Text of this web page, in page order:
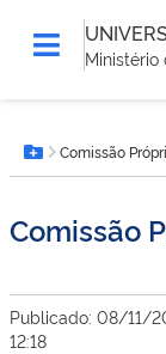
Ministério
está
aqui:Botão Menu
Comissão
Comissão
Publicado: 08/11/
12:18